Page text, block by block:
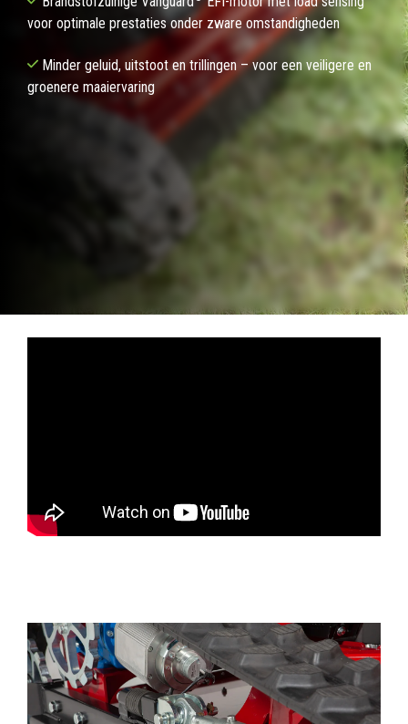
voor optimale prestaties onder zware omstandigheden
Minder geluid, uitstoot en trillingen – voor een veiligere en
groenere maaiervaring